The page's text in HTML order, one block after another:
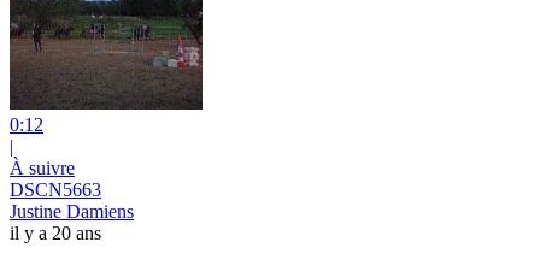
0:12
|
À suivre
DSCN5663
Justine Damiens
il y a 20 ans